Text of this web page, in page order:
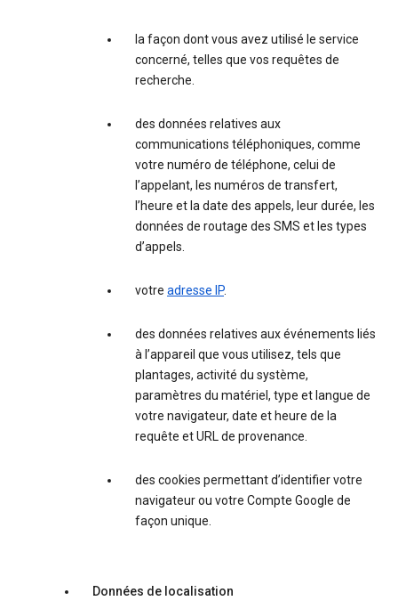
la façon dont vous avez utilisé le service
concerné, telles que vos requêtes de
recherche.
des données relatives aux
communications téléphoniques, comme
votre numéro de téléphone, celui de
l’appelant, les numéros de transfert,
l’heure et la date des appels, leur durée, les
données de routage des SMS et les types
d’appels.
votre adresse IP.
des données relatives aux événements liés
à l’appareil que vous utilisez, tels que
plantages, activité du système,
paramètres du matériel, type et langue de
votre navigateur, date et heure de la
requête et URL de provenance.
des cookies permettant d’identifier votre
navigateur ou votre Compte Google de
façon unique.
Données de localisation